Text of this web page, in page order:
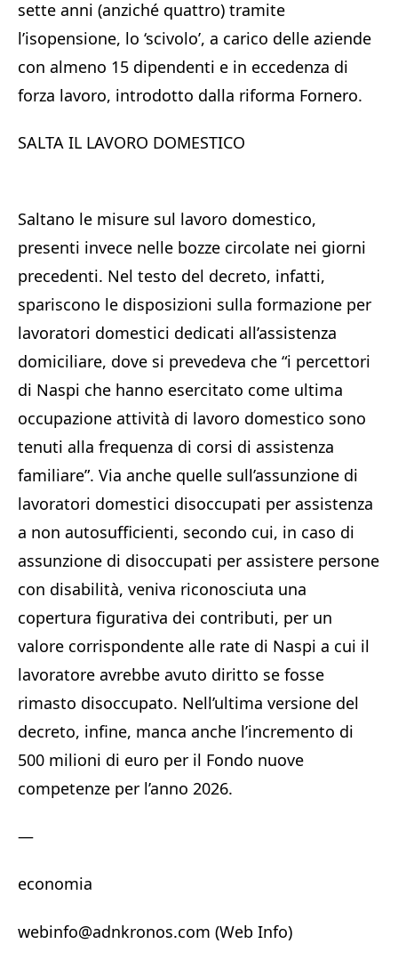
sette anni (anziché quattro) tramite
l’isopensione, lo ‘scivolo’, a carico delle aziende
con almeno 15 dipendenti e in eccedenza di
forza lavoro, introdotto dalla riforma Fornero.
SALTA IL LAVORO DOMESTICO
Saltano le misure sul lavoro domestico,
presenti invece nelle bozze circolate nei giorni
precedenti. Nel testo del decreto, infatti,
spariscono le disposizioni sulla formazione per
lavoratori domestici dedicati all’assistenza
domiciliare, dove si prevedeva che “i percettori
di Naspi che hanno esercitato come ultima
occupazione attività di lavoro domestico sono
tenuti alla frequenza di corsi di assistenza
familiare”. Via anche quelle sull’assunzione di
lavoratori domestici disoccupati per assistenza
a non autosufficienti, secondo cui, in caso di
assunzione di disoccupati per assistere persone
con disabilità, veniva riconosciuta una
copertura figurativa dei contributi, per un
valore corrispondente alle rate di Naspi a cui il
lavoratore avrebbe avuto diritto se fosse
rimasto disoccupato. Nell’ultima versione del
decreto, infine, manca anche l’incremento di
500 milioni di euro per il Fondo nuove
competenze per l’anno 2026.
—
economia
webinfo@adnkronos.com (Web Info)